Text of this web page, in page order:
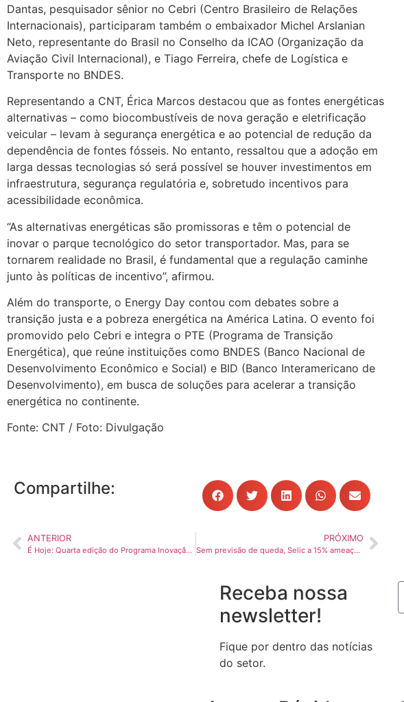
Dantas, pesquisador sênior no Cebri (Centro Brasileiro de Relações
Internacionais), participaram também o embaixador Michel Arslanian
Neto, representante do Brasil no Conselho da ICAO (Organização da
Aviação Civil Internacional), e Tiago Ferreira, chefe de Logística e
Transporte no BNDES.
Representando a CNT, Érica Marcos destacou que as fontes energéticas
alternativas – como biocombustíveis de nova geração e eletrificação
veicular – levam à segurança energética e ao potencial de redução da
dependência de fontes fósseis. No entanto, ressaltou que a adoção em
larga dessas tecnologias só será possível se houver investimentos em
infraestrutura, segurança regulatória e, sobretudo incentivos para
acessibilidade econômica.
“As alternativas energéticas são promissoras e têm o potencial de
inovar o parque tecnológico do setor transportador. Mas, para se
tornarem realidade no Brasil, é fundamental que a regulação caminhe
junto às políticas de incentivo”, afirmou.
Além do transporte, o Energy Day contou com debates sobre a
transição justa e a pobreza energética na América Latina. O evento foi
promovido pelo Cebri e integra o PTE (Programa de Transição
Energética), que reúne instituições como BNDES (Banco Nacional de
Desenvolvimento Econômico e Social) e BID (Banco Interamericano de
Desenvolvimento), em busca de soluções para acelerar a transição
energética no continente.
Fonte: CNT / Foto: Divulgação
Compartilhe:
ANTERIOR
É Hoje: Quarta edição do Programa Inovação do SINDICAMP acontece nesta sexta-feira, dia 29
PRÓXIMO
Sem previsão de queda, Selic a 15% ameaça recuperação do mercado de caminhões
Receba nossa
newsletter!
Fique por dentro das notícias
do setor.